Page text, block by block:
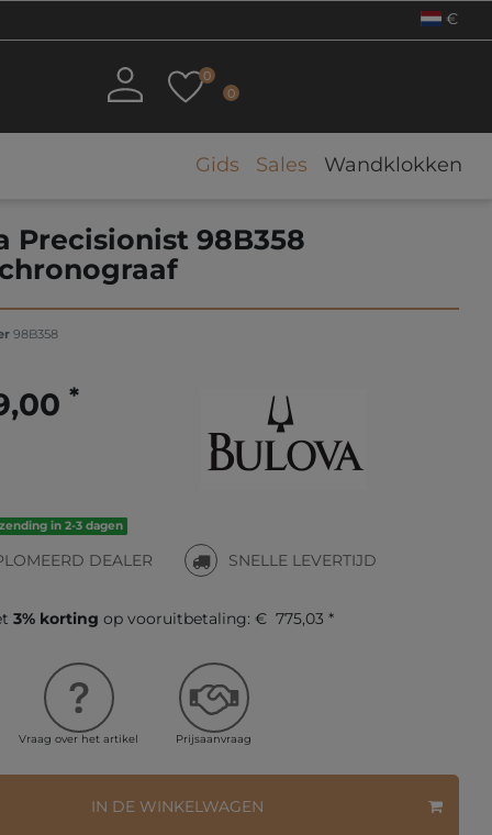
€
0
0
Gids Sales Wandklokken
Precisionist 98B358
98B358
*
in 2-3 dagen
DEALER SNELLE LEVERTIJD
3% korting op vooruitbetaling: € 775,03 *
Vraag over het artikel Prijsaanvraag
IN DE WINKELWAGEN